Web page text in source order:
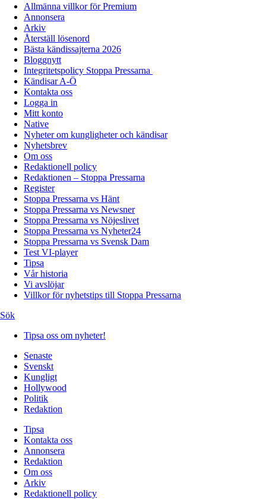
Allmänna villkor för Premium
Annonsera
Arkiv
Återställ lösenord
Bästa kändissajterna 2026
Bloggnytt
Integritetspolicy Stoppa Pressarna
Kändisar A-Ö
Kontakta oss
Logga in
Mitt konto
Native
Nyheter om kungligheter och kändisar
Nyhetsbrev
Om oss
Redaktionell policy
Redaktionen – Stoppa Pressarna
Register
Stoppa Pressarna vs Hänt
Stoppa Pressarna vs Newsner
Stoppa Pressarna vs Nöjeslivet
Stoppa Pressarna vs Nyheter24
Stoppa Pressarna vs Svensk Dam
Test VI-player
Tipsa
Vår historia
Vi avslöjar
Villkor för nyhetstips till Stoppa Pressarna
Sök
Tipsa oss om nyheter!
Senaste
Svenskt
Kungligt
Hollywood
Politik
Redaktion
Tipsa
Kontakta oss
Annonsera
Redaktion
Om oss
Arkiv
Redaktionell policy